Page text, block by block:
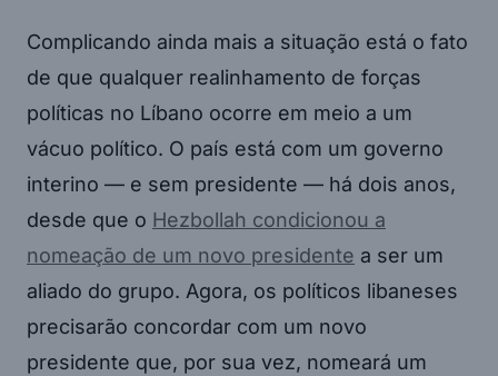
Complicando ainda mais a situação está o fato
de que qualquer realinhamento de forças
políticas no Líbano ocorre em meio a um
vácuo político. O país está com um governo
interino — e sem presidente — há dois anos,
desde que o Hezbollah condicionou a
nomeação de um novo presidente a ser um
aliado do grupo. Agora, os políticos libaneses
precisarão concordar com um novo
presidente que, por sua vez, nomeará um